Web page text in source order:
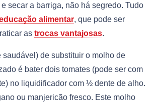
secar a barriga, não há segredo. Tudo
alimentar, que pode ser
as trocas vantajosas.
saudável) de substituir o molho de
é bater dois tomates (pode ser com
no liquidificador com ½ dente de alho.
ou manjericão fresco. Este molho